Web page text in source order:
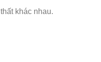
khác nhau.